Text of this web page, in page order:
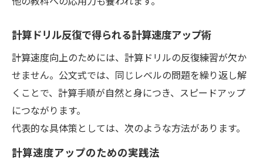
計算ドリル反復で得られる計算速度アップ術
計算速度向上のためには、計算ドリルの反復練習が欠か
せません。公文式では、同じレベルの問題を繰り返し解
くことで、計算手順が自然と身につき、スピードアップ
につながります。
代表的な具体策としては、次のような方法があります。
計算速度アップのための実践法